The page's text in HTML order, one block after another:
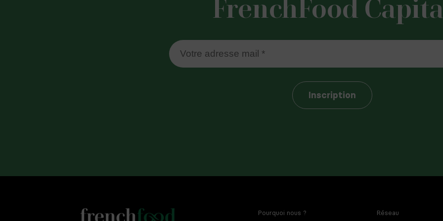
FrenchFood
Inscription
Pourquoi nous ? Réseau